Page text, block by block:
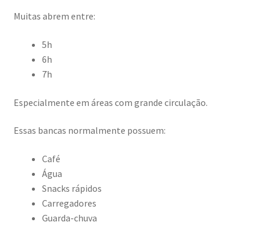
Muitas abrem entre:
5h
6h
7h
Especialmente em áreas com grande circulação.
Essas bancas normalmente possuem:
Café
Água
Snacks rápidos
Carregadores
Guarda-chuva